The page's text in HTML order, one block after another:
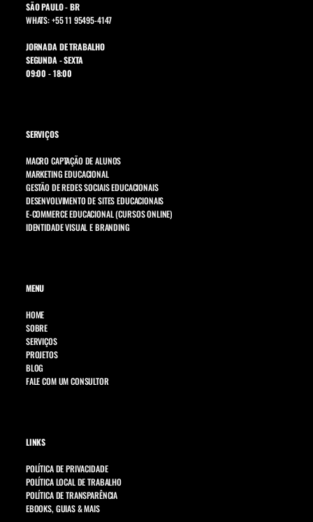
SÃO PAULO - BR
WHATS: +55 11 95495-4147
JORNADA DE TRABALHO
SEGUNDA - SEXTA
09:00 - 18:00
SERVIÇOS
MACRO CAPTAÇÃO DE ALUNOS
MARKETING EDUCACIONAL
GESTÃO DE REDES SOCIAIS EDUCACIONAIS
DESENVOLVIMENTO DE SITES EDUCACIONAIS
E-COMMERCE EDUCACIONAL (CURSOS ONLINE)
IDENTIDADE VISUAL E BRANDING
MENU
HOME
SOBRE
SERVIÇOS
PROJETOS
BLOG
FALE COM UM CONSULTOR
LINKS
POLÍTICA DE PRIVACIDADE
POLÍTICA LOCAL DE TRABALHO
POLÍTICA DE TRANSPARÊNCIA
EBOOKS, GUIAS & MAIS